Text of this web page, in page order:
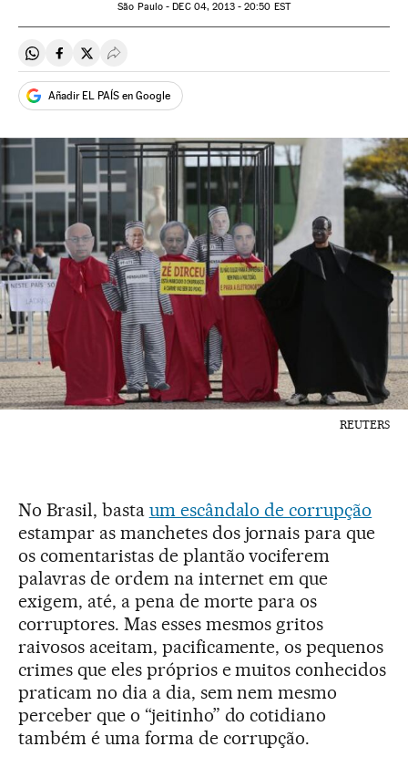
São Paulo -DEC04, 2013 - 20:50 EST
Compartir en Whatsapp
Compartir en Facebook
Compartir en Twitter
Desplegar Redes Sociales
Añadir EL PAÍS en Google
REUTERS
No Brasil, basta um escândalo de corrupção
estampar as manchetes dos jornais para que
os comentaristas de plantão vociferem
palavras de ordem na internet em que
exigem, até, a pena de morte para os
corruptores. Mas esses mesmos gritos
raivosos aceitam, pacificamente, os pequenos
crimes que eles próprios e muitos conhecidos
praticam no dia a dia, sem nem mesmo
perceber que o “jeitinho” do cotidiano
também é uma forma de corrupção.